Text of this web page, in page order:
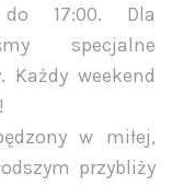
17:00. Dla
specjalne
weekend
w miłej,
przybliży